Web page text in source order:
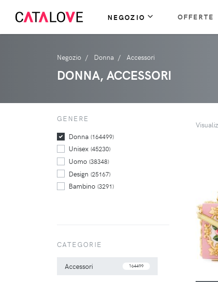
NEGOZIO OFFERTE
Negozio Donna Accessori
DONNA, ACCESSORI
GENERE
Donna (164499)
Unisex (45230)
Uomo (38348)
Design (25167)
Bambino (3291)
CATEGORIE
Accessori 164499